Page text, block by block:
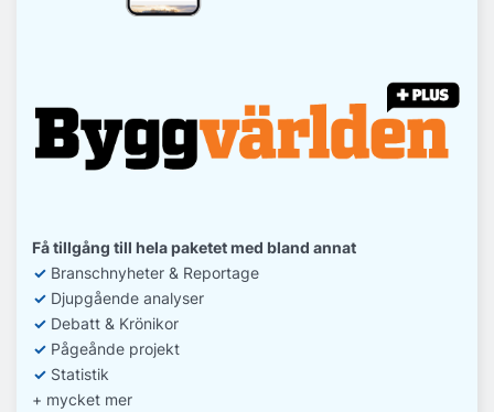
Få tillgång till hela paketet med bland annat
✓ Branschnyheter & Reportage
✓ Djupgående analyser
✓ Debatt & Krönikor
✓ Pågeånde projekt
✓ Statistik
+ mycket mer